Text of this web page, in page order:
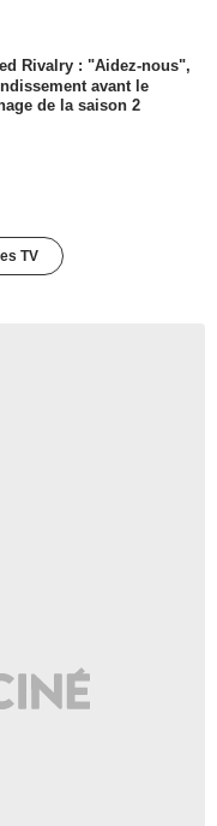
Rivalry : "Aidez-nous",
avant le
de la saison 2
TV